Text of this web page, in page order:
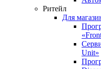
Ритейл
Для
Unit»